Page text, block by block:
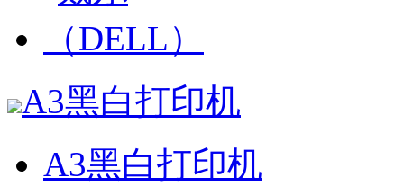
A3黑白打印机
A3黑白打印机